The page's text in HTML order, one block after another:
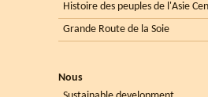
Histoire des peuples de l'Asie
Grande Route de la Soie
Nous